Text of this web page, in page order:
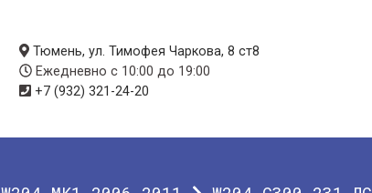
Тюмень, ул. Тимофея Чаркова, 8 ст8
Ежедневно с 10:00 до 19:00
+7 (932) 321-24-20